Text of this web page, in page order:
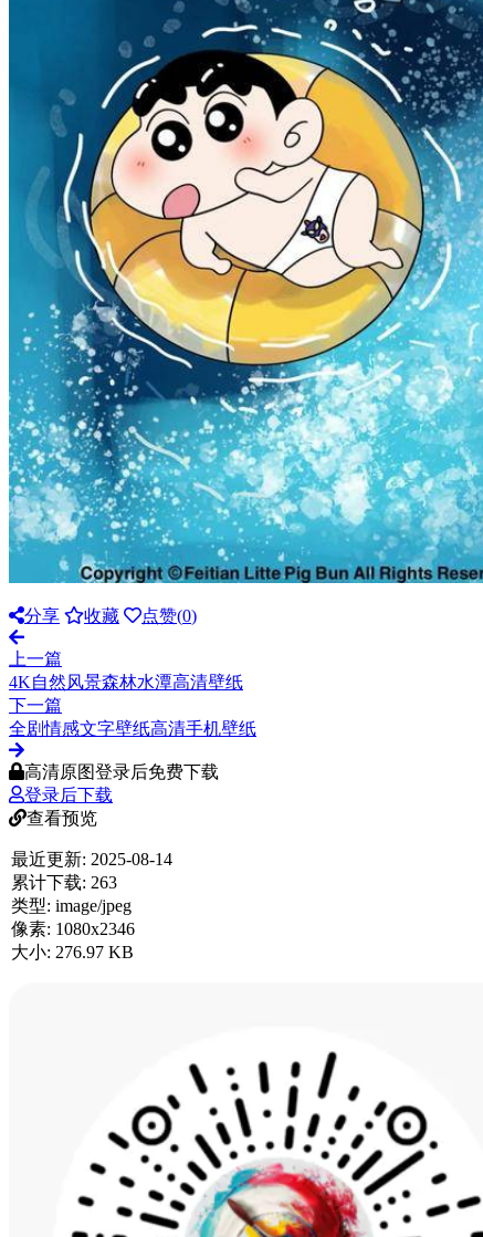
分享 收藏 点赞(0)
上一篇
4K自然风景森林水潭高清壁纸
下一篇
全剧情感文字壁纸高清手机壁纸
高清原图登录后免费下载
登录后下载
查看预览
最近更新: 2025-08-14
累计下载: 263
类型: image/jpeg
像素: 1080x2346
大小: 276.97 KB